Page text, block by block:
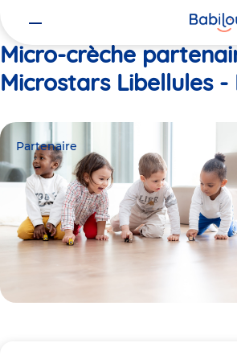
Micro-crèche
Microstars Libellules -
Partenaire